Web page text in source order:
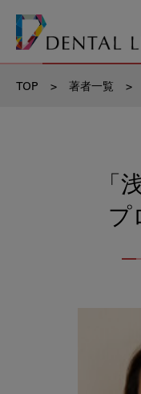
TOP > 著者一覧 >
「
プ